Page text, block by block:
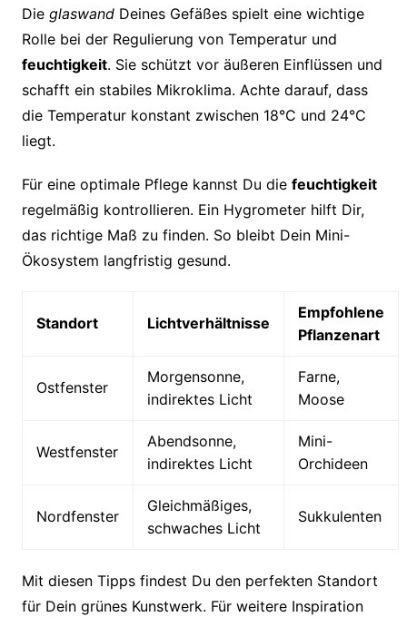
Die glaswandDeines Gefäßes spielt eine wichtige
Rolle bei der Regulierung von Temperatur und
feuchtigkeit. Sie schützt vor äußeren Einflüssen und
schafft ein stabiles Mikroklima. Achte darauf, dass
die Temperatur konstant zwischen 18°C und 24°C
liegt.
Für eine optimale Pflege kannst Du die feuchtigkeit
regelmäßig kontrollieren. Ein Hygrometer hilft Dir,
das richtige Maß zu finden. So bleibt Dein Mini-
Ökosystem langfristig gesund.
Standort Lichtverhältnisse
Empfohlene
Pflanzenart
Ostfenster
Morgensonne,
indirektes Licht
Farne,
Moose
Westfenster
Abendsonne,
indirektes Licht
Mini-
Orchideen
Nordfenster
Gleichmäßiges,
schwaches Licht
Sukkulenten
Mit diesen Tipps findest Du den perfekten Standort
für Dein grünes Kunstwerk. Für weitere Inspiration